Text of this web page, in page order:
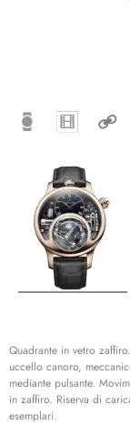
Quadrante in vetro
uccello canoro,
mediante pulsante.
in zaffiro. Riserva di
esemplari.